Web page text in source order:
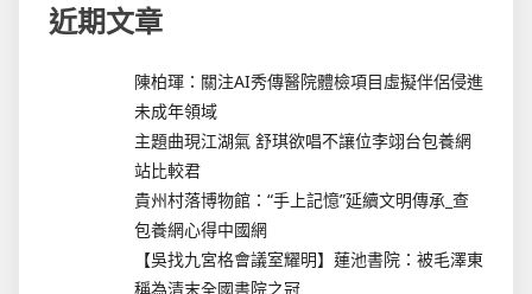
近期文章
陳柏琿：關注AI秀傳醫院體檢項目虛擬伴侶侵進
未成年領域
主題曲現江湖氣 舒琪欲唱不讓位李翊台包養網
站比較君
貴州村落博物館：“手上記憶”延續文明傳承_查
包養網心得中國網
【吳找九宮格會議室耀明】蓮池書院：被毛澤東
稱為清末全國書院之冠